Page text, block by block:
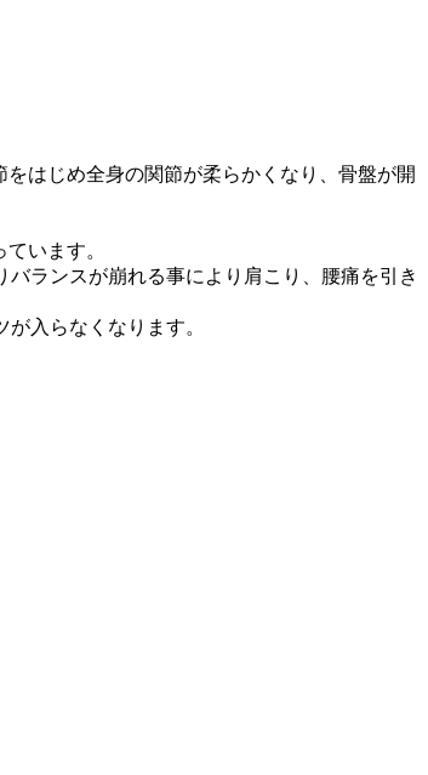
はじめ全身の関節が柔らかくなり、骨盤が開
います。
ランスが崩れる事により肩こり、腰痛を引き
入らなくなります。